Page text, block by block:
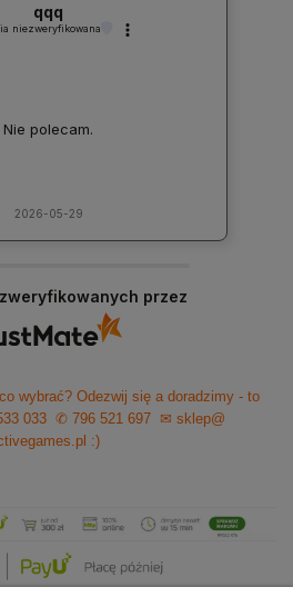
qqq
niezweryfikowana
Nie polecam.
2026-05-29
przez
wybrać? Odezwij się a doradzimy - to
033 ✆ 796 521 697
✉ sklep@
:)